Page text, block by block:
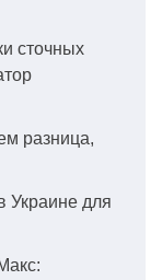
сточных
разница,
Украине для